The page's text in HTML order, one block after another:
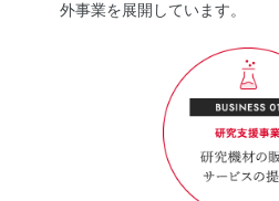
外事業を展開しています。